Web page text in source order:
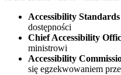
Accessibility
dostępności
Chief Accessibility
ministrowi
Accessibility
się egzekwowaniem